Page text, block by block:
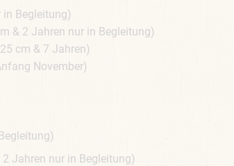
Begleitung)
& 2 Jahren nur in Begleitung)
cm & 7 Jahren)
November)
Jahren nur in Begleitung)